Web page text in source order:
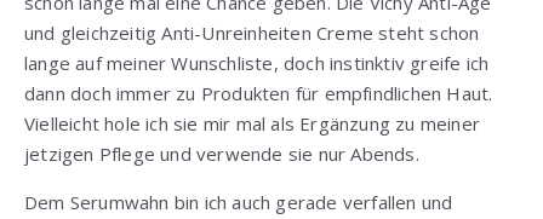
und gleichzeitig Anti-Unreinheiten Creme steht schon
lange auf meiner Wunschliste, doch instinktiv greife ich
dann doch immer zu Produkten für empfindlichen Haut.
Vielleicht hole ich sie mir mal als Ergänzung zu meiner
jetzigen Pflege und verwende sie nur Abends.
Dem Serumwahn bin ich auch gerade verfallen und